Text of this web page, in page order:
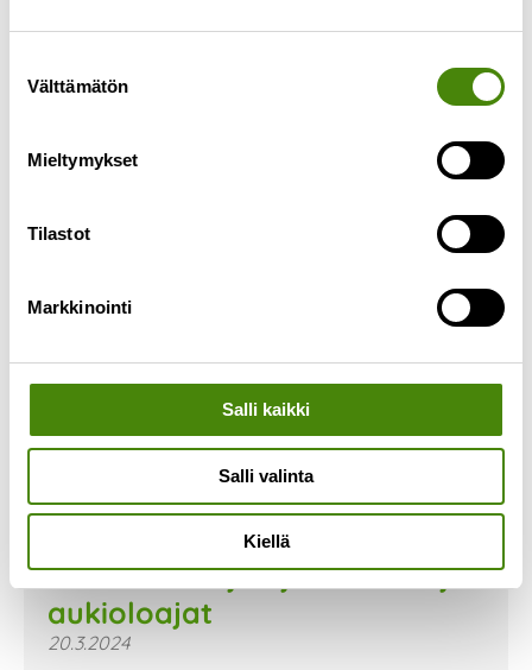
valinta
Välttämätön
Mieltymykset
Tilastot
Markkinointi
Salli kaikki
Salli valinta
Kiellä
Pääsiäisen ajan jätehuolto ja
aukioloajat
20.3.2024